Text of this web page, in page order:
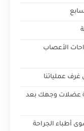
الأعصاب
عملياتنا
عضلات وجهك بعد
أطباء الجراحة